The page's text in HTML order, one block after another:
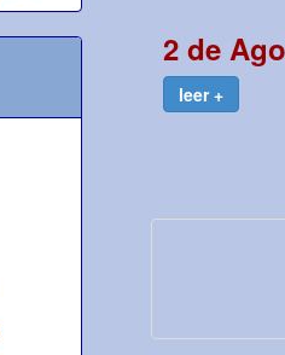
2 de
leer +